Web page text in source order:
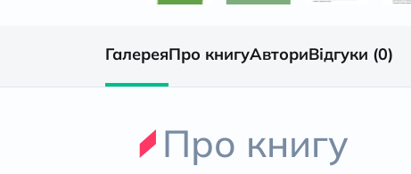
ГалереяПро книгуАвториВідгуки (0)
Про книгу